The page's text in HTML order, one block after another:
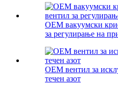
OEM вакуумски
за регулирање на
OEM вентил за
течен азот